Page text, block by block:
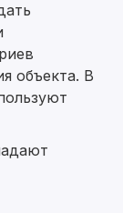
объекта. В